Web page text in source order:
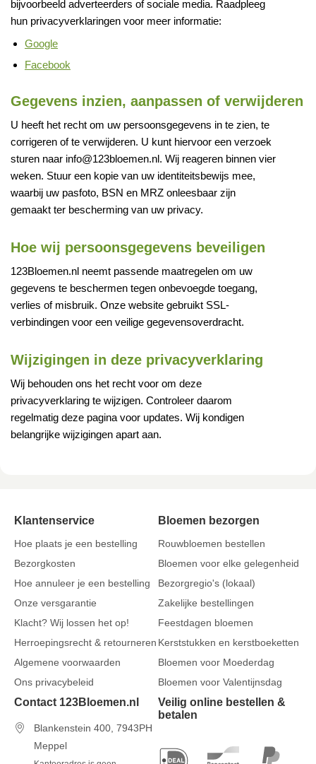
bijvoorbeeld adverteerders of sociale media. Raadpleeg
hun privacyverklaringen voor meer informatie:
Google
Facebook
Gegevens inzien, aanpassen of verwijderen
U heeft het recht om uw persoonsgegevens in te zien, te
corrigeren of te verwijderen. U kunt hiervoor een verzoek
sturen naar info@123bloemen.nl. Wij reageren binnen vier
weken. Stuur een kopie van uw identiteitsbewijs mee,
waarbij uw pasfoto, BSN en MRZ onleesbaar zijn
gemaakt ter bescherming van uw privacy.
Hoe wij persoonsgegevens beveiligen
123Bloemen.nl neemt passende maatregelen om uw
gegevens te beschermen tegen onbevoegde toegang,
verlies of misbruik. Onze website gebruikt SSL-
verbindingen voor een veilige gegevensoverdracht.
Wijzigingen in deze privacyverklaring
Wij behouden ons het recht voor om deze
privacyverklaring te wijzigen. Controleer daarom
regelmatig deze pagina voor updates. Wij kondigen
belangrijke wijzigingen apart aan.
Klantenservice
Hoe plaats je een bestelling
Bezorgkosten
Hoe annuleer je een bestelling
Onze versgarantie
Klacht? Wij lossen het op!
Herroepingsrecht & retourneren
Algemene voorwaarden
Ons privacybeleid
Bloemen bezorgen
Rouwbloemen bestellen
Bloemen voor elke gelegenheid
Bezorgregio's (lokaal)
Zakelijke bestellingen
Feestdagen bloemen
Kerststukken en kerstboeketten
Bloemen voor Moederdag
Bloemen voor Valentijnsdag
Contact 123Bloemen.nl
Blankenstein 400, 7943PH
Meppel
Veilig online bestellen &
betalen